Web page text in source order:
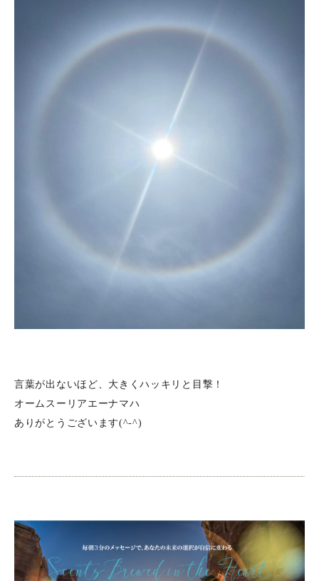
言葉が出ないほど、大きくハッキリと目撃！
オームスーリアエーナマハ
ありがとうございます(^-^)